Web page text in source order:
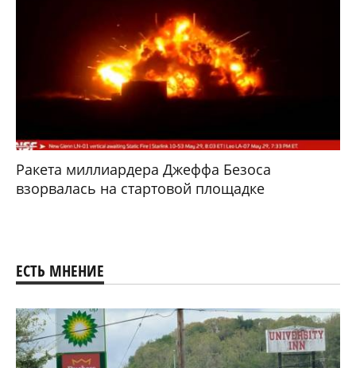
Ракета миллиардера Джеффа Безоса
взорвалась на стартовой площадке
ЕСТЬ МНЕНИЕ